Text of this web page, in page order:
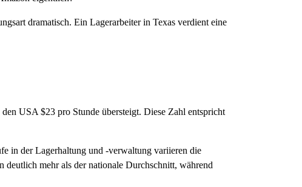
dramatisch. Ein Lagerarbeiter in Texas verdient eine
USA $23 pro Stunde übersteigt. Diese Zahl entspricht
in der Lagerhaltung und -verwaltung variieren die
mehr als der nationale Durchschnitt, während